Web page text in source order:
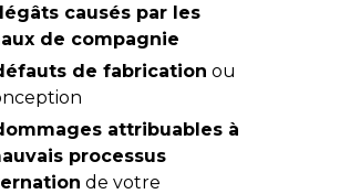
causés par les
de compagnie
de fabrication ou
attribuables à
processus
de votre